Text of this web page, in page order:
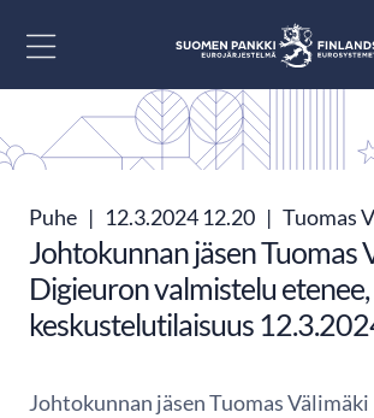
Puhe | 12.3.2024 12.20 | Tuomas
Johtokunnan jäsen Tuomas
Digieuron valmistelu etenee,
keskustelutilaisuus
Johtokunnan jäsen Tuomas Välimäki